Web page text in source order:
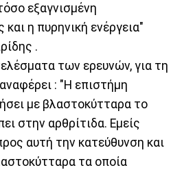
εξαγνισμένη
η πυρηνική ενέργεια"
.
των ερευνών, για τη
: "Η επιστήμη
με βλαστοκύτταρα το
στην αρθρίτιδα. Εμείς
αυτή την κατεύθυνση και
τα οποία